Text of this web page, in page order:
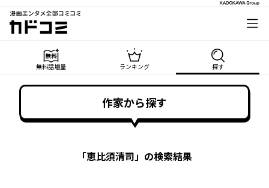
漫画エンタメ全部コミコミ
カドコミ
無料話増量 ランキング 探す
作家から探す
「恵比須清司」の検索結果